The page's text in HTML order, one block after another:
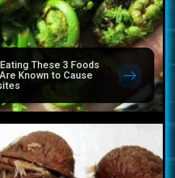
These 3 Foods
Known to Cause